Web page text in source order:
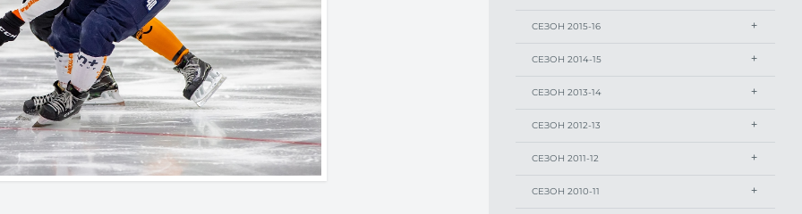
СЕЗОН 2015-16
СЕЗОН 2014-15
СЕЗОН 2013-14
СЕЗОН 2012-13
СЕЗОН 2011-12
СЕЗОН 2010-11